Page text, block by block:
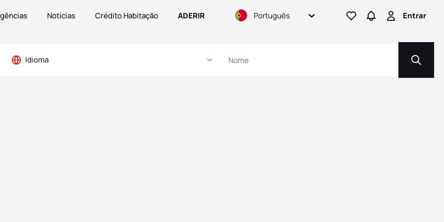
Notícias Crédito Habitação ADERIR Português Ir para os favoritos
Ir para pesquisas
Entrar
Entrar
Idioma